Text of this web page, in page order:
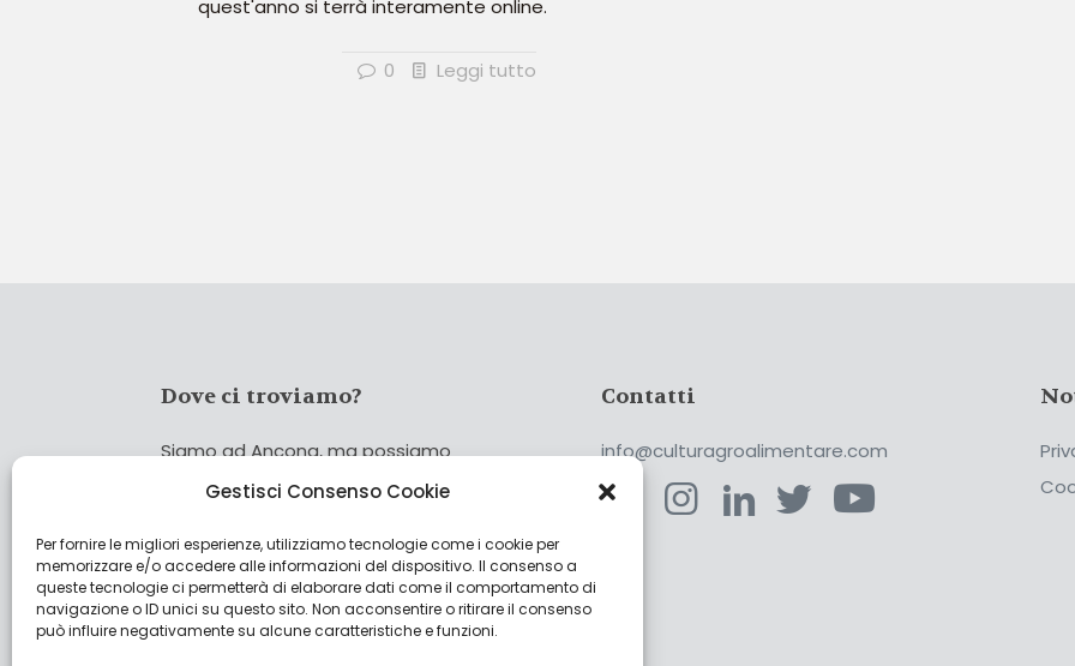
Gestisci Consenso Cookie
Per fornire le migliori esperienze, utilizziamo tecnologie come i cookie per
memorizzare e/o accedere alle informazioni del dispositivo. Il consenso a
queste tecnologie ci permetterà di elaborare dati come il comportamento di
navigazione o ID unici su questo sito. Non acconsentire o ritirare il consenso
può influire negativamente su alcune caratteristiche e funzioni.
quest'anno si terrà interamente online.
0 Leggi tutto
Dove ci troviamo?
Siamo ad Ancona, ma possiamo
coprire tutta Italia!
Cerca
Cerca
Contatti
info@culturagroalimentare.com